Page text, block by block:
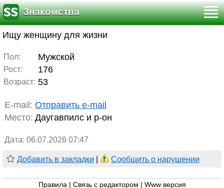
Знакомства
Ищу женщину для жизни
Пол: Мужской
Рост: 176
Возраст: 53
E-mail: Отправить e-mail
Место: Даугавпилс и р-он
Дата: 06.07.2026 07:47
Добавить в закладки Сообщить о нарушении
Правила Связь с редактором Www версия